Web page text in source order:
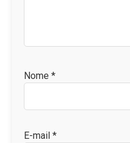
Nome *
E-mail *